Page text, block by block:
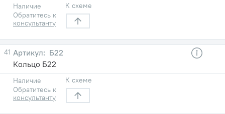
Наличие
Обратитесь к
консультанту
К схеме
41
Б22
Кольцо Б22
Наличие
Обратитесь к
консультанту
К схеме